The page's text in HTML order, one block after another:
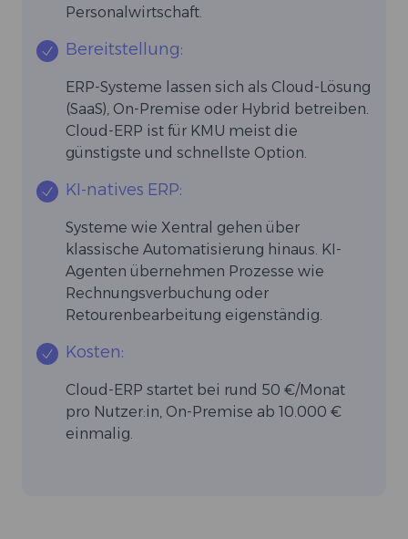
Personalwirtschaft.
Bereitstellung:
ERP-Systeme lassen sich als Cloud-Lösung
(SaaS), On-Premise oder Hybrid betreiben.
Cloud-ERP ist für KMU meist die
günstigste und schnellste Option.
KI-natives ERP:
Systeme wie Xentral gehen über
klassische Automatisierung hinaus. KI-
Agenten übernehmen Prozesse wie
Rechnungsverbuchung oder
Retourenbearbeitung eigenständig.
Kosten:
Cloud-ERP startet bei rund 50 €/Monat
pro Nutzer:in, On-Premise ab 10.000 €
einmalig.